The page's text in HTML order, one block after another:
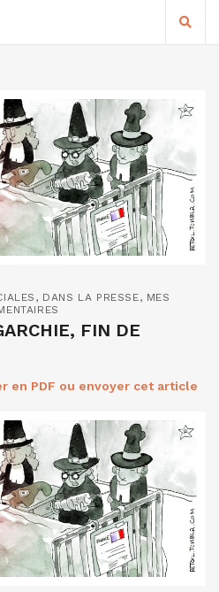
, DANS LA PRESSE, MES
FIN DE
en PDF ou envoyer cet article